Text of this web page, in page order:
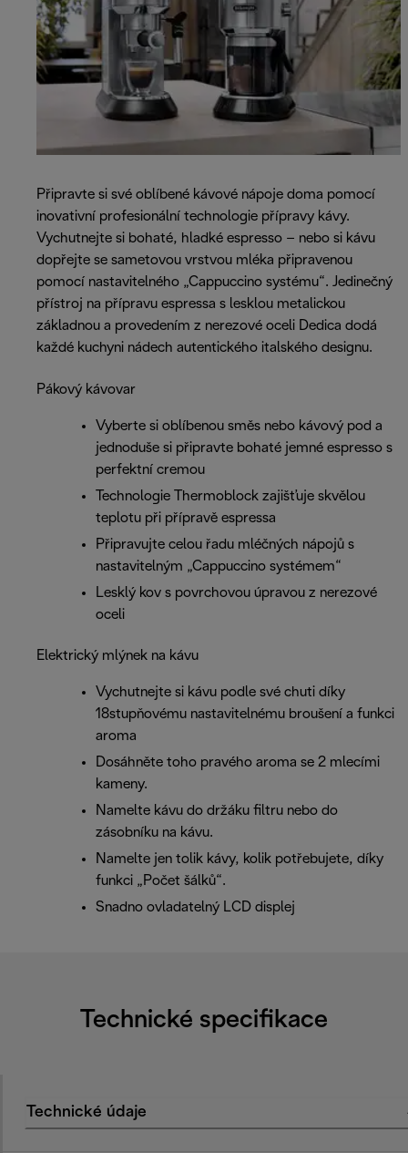
Připravte si své oblíbené kávové nápoje doma pomocí
inovativní profesionální technologie přípravy kávy.
Vychutnejte si bohaté, hladké espresso – nebo si kávu
dopřejte se sametovou vrstvou mléka připravenou
pomocí nastavitelného „Cappuccino systému“. Jedinečný
přístroj na přípravu espressa s lesklou metalickou
základnou a provedením z nerezové oceli Dedica dodá
každé kuchyni nádech autentického italského designu.
Pákový kávovar
Vyberte si oblíbenou směs nebo kávový pod a
jednoduše si připravte bohaté jemné espresso s
perfektní cremou
Technologie Thermoblock zajišťuje skvělou
teplotu při přípravě espressa
Připravujte celou řadu mléčných nápojů s
nastavitelným „Cappuccino systémem“
Lesklý kov s povrchovou úpravou z nerezové
oceli
Elektrický mlýnek na kávu
Vychutnejte si kávu podle své chuti díky
18stupňovému nastavitelnému broušení a funkci
aroma
Dosáhněte toho pravého aroma se 2 mlecími
kameny.
Namelte kávu do držáku filtru nebo do
zásobníku na kávu.
Namelte jen tolik kávy, kolik potřebujete, díky
funkci „Počet šálků“.
Snadno ovladatelný LCD displej
Technické specifikace
Technické údaje